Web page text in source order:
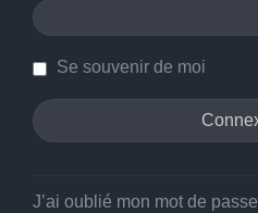
Se souvenir de moi
J’ai oublié mon mot de passe